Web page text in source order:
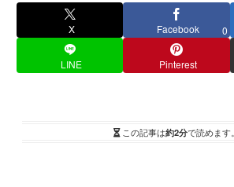
X Facebook 0
LINE Pinterest
この記事は約2分で読めます。